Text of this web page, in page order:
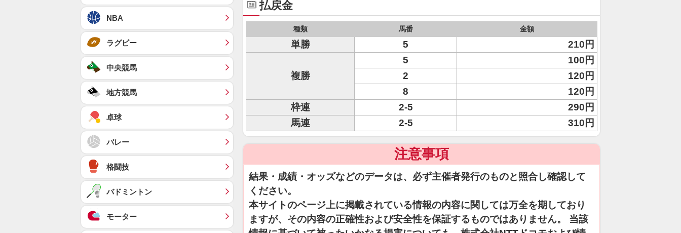
払戻金
種類 馬番 金額
単勝 5 210円
複勝
5
100円
2
120円
8
120円
枠連
2-5
290円
馬連
2-5 310円
注意事項
結果・成績・オッズなどのデータは、必ず主催者発行のものと照合し確認して
ください。
本サイトのページ上に掲載されている情報の内容に関しては万全を期しており
ますが、その内容の正確性および安全性を保証するものではありません。 当該
NBA
ラグビー
中央競馬
地方競馬
卓球
バレー
格闘技
バドミントン
モーター